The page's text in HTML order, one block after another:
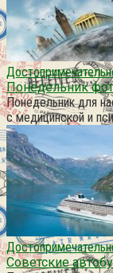
Понедельник
Понедельник для
с медицинской и
Советские